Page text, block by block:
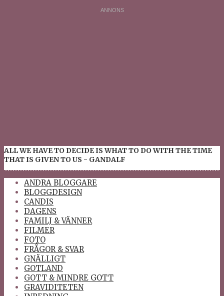
ALL WE HAVE TO DECIDE IS WHAT TO DO WITH THE TIME
THAT IS GIVEN TO US - GANDALF
ANDRA BLOGGARE
BLOGGDESIGN
CANDIS
DAGENS
FAMILJ & VÄNNER
FILMER
FOTO
FRÅGOR & SVAR
GNÄLLIGT
GOTLAND
GOTT & MINDRE GOTT
GRAVIDITETEN